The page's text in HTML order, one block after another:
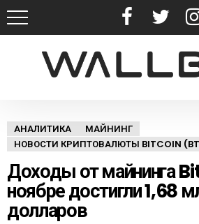
АНАЛИТИКА
МАЙНИНГ
НОВОСТИ КРИПТОВАЛЮТЫ BITCOIN
Доходы от майнинга
ноябре достигли 1,68
долларов